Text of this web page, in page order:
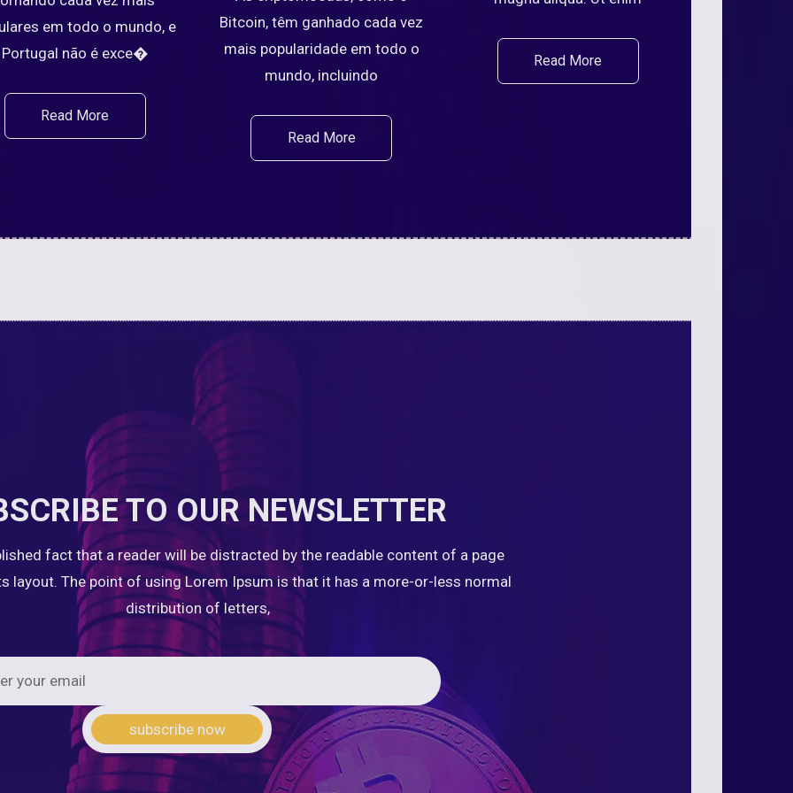
em todo o mundo, e
Portugal não é exce�
Read More
Bitcoin, têm ganhado cada vez
mais popularidade em todo o
mundo, incluindo
Read More
Read More
TO OUR NEWSLETTER
fact that a reader will be distracted by the readable content of a page
layout. The point of using Lorem Ipsum is that it has a more-or-less normal
distribution of letters,
subscribe now